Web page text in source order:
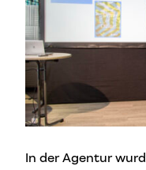
In der Agentur